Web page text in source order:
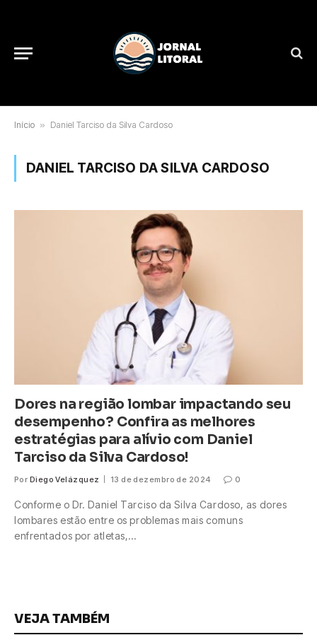
Início » Daniel Tarciso da Silva Cardoso
DANIEL TARCISO DA SILVA CARDOSO
Dores na região lombar impactando seu
desempenho? Confira as melhores
estratégias para alívio com Daniel
Tarciso da Silva Cardoso!
Por Diego Velázquez 13 de dezembro de 2024 0
Conforme o Dr. Daniel Tarciso da Silva Cardoso, as dores
lombares estão entre os problemas mais comuns
enfrentados por atletas,…
VEJA TAMBÉM